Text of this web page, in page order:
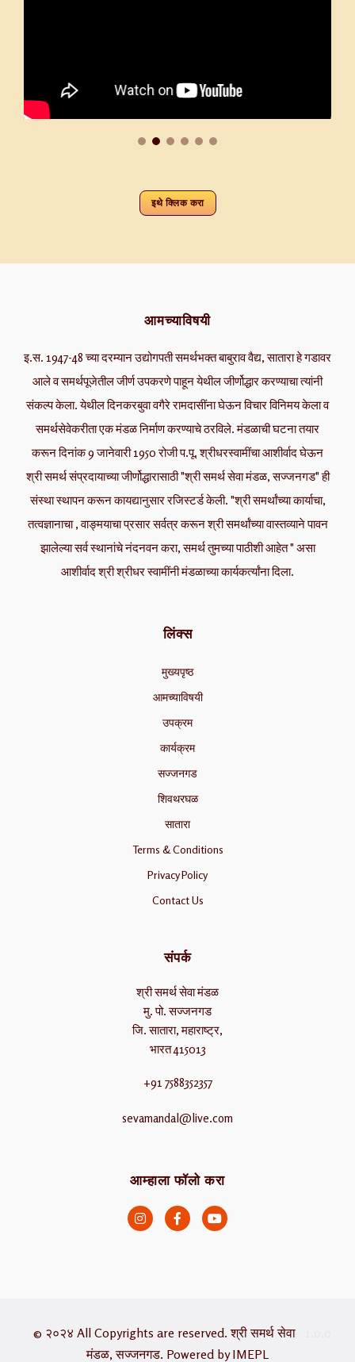
इथे क्लिक करा
आमच्याविषयी
इ.स. 1947-48 च्या दरम्यान उद्योगपती समर्थभक्त बाबुराव वैद्य, सातारा हे गडावर
आले व समर्थपूजेतील जीर्ण उपकरणे पाहून येथील जीर्णोद्धार करण्याचा त्यांनी
संकल्प केला. येथील दिनकरबुवा वगैरे रामदासींना घेऊन विचार विनिमय केला व
समर्थसेवेकरीता एक मंडळ निर्माण करण्याचे ठरविले. मंडळाची घटना तयार
करून दिनांक 9 जानेवारी 1950 रोजी प.पू. श्रीधरस्वामींचा आशीर्वाद घेऊन
श्री समर्थ संप्रदायाच्या जीर्णोद्धारासाठी "श्री समर्थ सेवा मंडळ, सज्जनगड" ही
संस्था स्थापन करून कायद्यानुसार रजिस्टर्ड केली. "श्री समर्थांच्या कार्याचा,
तत्वज्ञानाचा , वाङ्मयाचा प्रसार सर्वत्र करून श्री समर्थांच्या वास्तव्याने पावन
झालेल्या सर्व स्थानांचे नंदनवन करा, समर्थ तुमच्या पाठीशी आहेत " असा
आशीर्वाद श्री श्रीधर स्वामींनी मंडळाच्या कार्यकर्त्यांना दिला.
लिंक्स
मुख्यपृष्ठ
आमच्याविषयी
उपक्रम
कार्यक्रम
सज्जनगड
शिवथरघळ
सातारा
Terms & Conditions
Privacy Policy
Contact Us
संपर्क
श्री समर्थ सेवा मंडळ
मु. पो. सज्जनगड
जि. सातारा, महाराष्ट्र,
भारत 415013
+91 7588352357
sevamandal@live.com
आम्हाला फॉलो करा
© २०२४ All Copyrights are reserved. श्री समर्थ सेवा
मंडळ, सज्जनगड. Powered byIMEPL